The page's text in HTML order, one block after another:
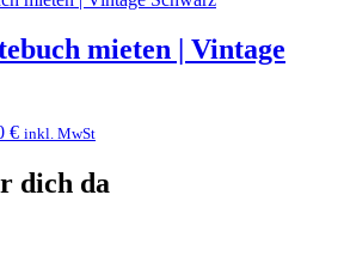
mieten | Vintage
€ inkl. MwSt
dich da